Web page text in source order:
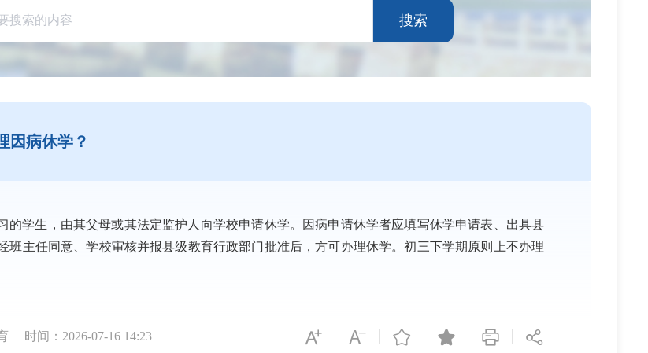
搜索
因病休学？
的学生，由其父母或其法定监护人向学校申请休学。因病申请休学者应填写休学申请表、出具县
班主任同意、学校审核并报县级教育行政部门批准后，方可办理休学。初三下学期原则上不办理
时间：2026-07-16 14:23